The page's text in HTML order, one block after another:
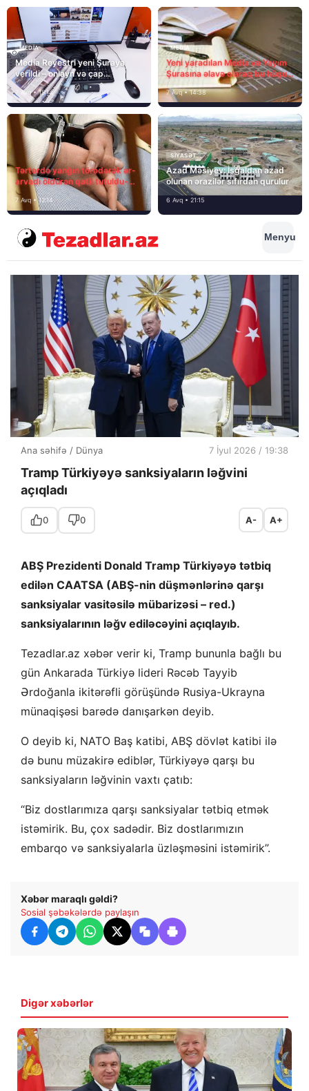
MEDİA
Media Reyestri yeni Şuraya
verildi – onlayn və çap
mediasını nə gözləyir?
7 Avq • 15:14
MEDİA
Yeni yaradılan Media və Yayım
Şurasına əlavə olaraq bu hüquq
və vəzifələr də verilib
7 Avq • 14:38
Tərtərdə yanğın törədərək ər-
arvadı öldürən qatil tutuldu-
SON DƏQİQƏ
7 Avq • 12:14
SIYASƏT
Azad Məsiyev: İşğaldan azad
olunan ərazilər sıfırdan qurulur
6 Avq • 21:15
Menyu
Ana səhifə / Dünya 7 İyul 2026 / 19:38
Tramp Türkiyəyə sanksiyaların ləğvini
açıqladı
0 0 A- A+
ABŞ Prezidenti Donald Tramp Türkiyəyə tətbiq
edilən CAATSA (ABŞ-nin düşmənlərinə qarşı
sanksiyalar vasitəsilə mübarizəsi – red.)
sanksiyalarının ləğv ediləcəyini açıqlayıb.
Tezadlar.az xəbər verir ki, Tramp bununla bağlı bu
gün Ankarada Türkiyə lideri Rəcəb Tayyib
Ərdoğanla ikitərəfli görüşündə Rusiya-Ukrayna
münaqişəsi barədə danışarkən deyib.
O deyib ki, NATO Baş katibi, ABŞ dövlət katibi ilə
də bunu müzakirə ediblər, Türkiyəyə qarşı bu
sanksiyaların ləğvinin vaxtı çatıb:
“Biz dostlarımıza qarşı sanksiyalar tətbiq etmək
istəmirik. Bu, çox sadədir. Biz dostlarımızın
embarqo və sanksiyalarla üzləşməsini istəmirik”.
Xəbər maraqlı gəldi?
Sosial şəbəkələrdə paylaşın
Digər xəbərlər